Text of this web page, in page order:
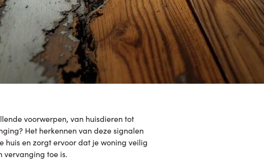
voorwerpen, van huisdieren tot
Het herkennen van deze signalen
huis en zorgt ervoor dat je woning veilig
vervanging toe is.